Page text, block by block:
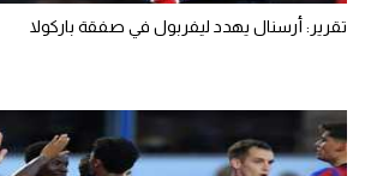
تقرير: أرسنال يهدد ليفربول في صفقة باركولا